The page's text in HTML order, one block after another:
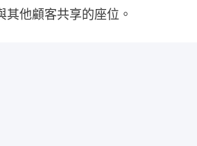
他顧客共享的座位。